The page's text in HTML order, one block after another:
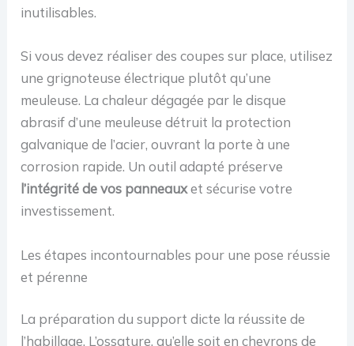
inutilisables.
Si vous devez réaliser des coupes sur place, utilisez
une grignoteuse électrique plutôt qu’une
meuleuse. La chaleur dégagée par le disque
abrasif d’une meuleuse détruit la protection
galvanique de l’acier, ouvrant la porte à une
corrosion rapide. Un outil adapté préserve
l’intégrité de vos panneauxet sécurise votre
investissement.
Les étapes incontournables pour une pose réussie
et pérenne
La préparation du support dicte la réussite de
l’habillage. L’ossature, qu’elle soit en chevrons de